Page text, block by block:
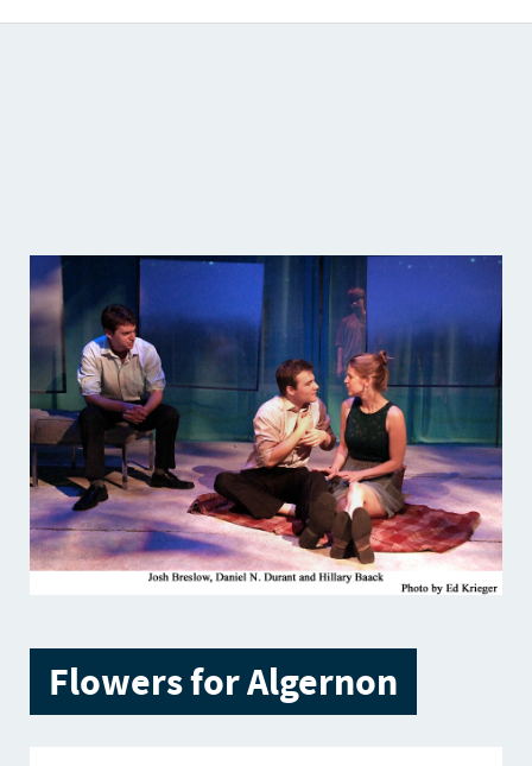
Flowers for Algernon